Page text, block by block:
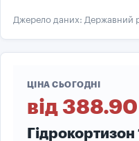
Джерело даних: Державний
ЦІНА СЬОГОДНІ
від